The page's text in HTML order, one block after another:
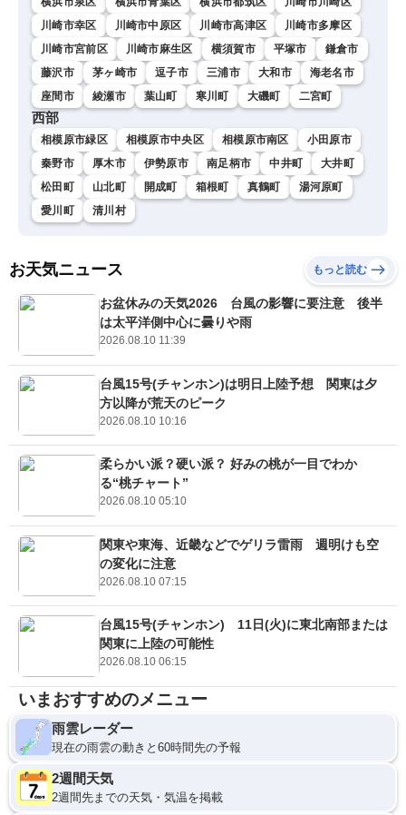
川崎市幸区
川崎市中原区 川崎市高津区
川崎市多摩区
川崎市宮前区
川崎市麻生区 横須賀市 平塚市
鎌倉市
藤沢市
茅ヶ崎市 逗子市 三浦市 大和市
海老名市
座間市
綾瀬市 葉山町 寒川町 大磯町 二宮町
西部
相模原市緑区 相模原市中央区 相模原市南区
小田原市
秦野市
厚木市 伊勢原市 南足柄市 中井町
大井町
松田町
山北町 開成町 箱根町 真鶴町
湯河原町
愛川町
清川村
お天気ニュース もっと読む
お盆休みの天気2026 台風の影響に要注意 後半
は太平洋側中心に曇りや雨
2026.08.10 11:39
台風15号(チャンホン)は明日上陸予想 関東は夕
方以降が荒天のピーク
2026.08.10 10:16
柔らかい派？硬い派？ 好みの桃が一目でわか
る“桃チャート”
2026.08.10 05:10
関東や東海、近畿などでゲリラ雷雨 週明けも空
の変化に注意
2026.08.10 07:15
台風15号(チャンホン) 11日(火)に東北南部または
関東に上陸の可能性
2026.08.10 06:15
いまおすすめのメニュー
雨雲レーダー
現在の雨雲の動きと60時間先の予報
2週間天気
2週間先までの天気・気温を掲載